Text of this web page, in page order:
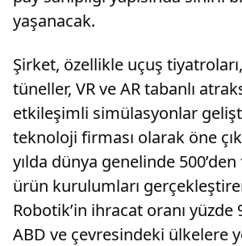
yaşanacak.
Şirket, özellikle uçuş
tüneller, VR ve AR tabanlı
etkileşimli simülasyonlar
teknoloji firması olarak öne
yılda dünya genelinde
ürün kurulumları
Robotik’in ihracat oranı yüzde
ABD ve çevresindeki ülkelere